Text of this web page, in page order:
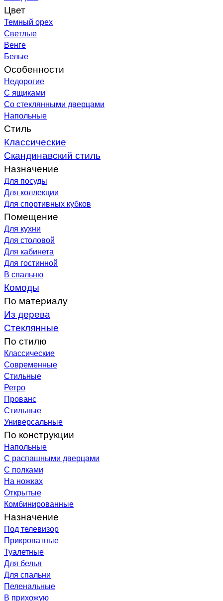
Цвет
Темный орех
Светлые
Венге
Белые
Особенности
Недорогие
С ящиками
Со стеклянными дверцами
Напольные
Стиль
Классические
Скандинавский стиль
Назначение
Для посуды
Для коллекции
Для спортивных кубков
Помещение
Для кухни
Для столовой
Для кабинета
Для гостинной
В спальню
Комоды
По материалу
Из дерева
Стеклянные
По стилю
Классические
Современные
Стильные
Ретро
Прованс
Стильные
Универсальные
По конструкции
Напольные
С распашными дверцами
С полками
На ножках
Открытые
Комбинированные
Назначение
Под телевизор
Прикроватные
Туалетные
Для белья
Для спальни
Пеленальные
В прихожую